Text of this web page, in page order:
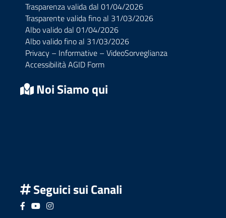
Trasparenza valida dal 01/04/2026
Trasparente valida fino al 31/03/2026
Albo valido dal 01/04/2026
Albo valido fino al 31/03/2026
Privacy – Informative – VideoSorveglianza
Accessibilità AGID Form
Noi Siamo qui
Seguici sui Canali
Seguici su Facebook
Seguici su YouTube
Seguici su Instagram